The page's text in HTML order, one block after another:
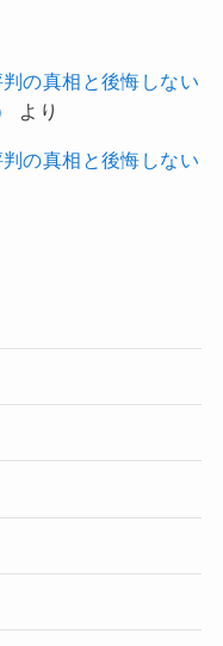
の真相と後悔しない
より
の真相と後悔しない